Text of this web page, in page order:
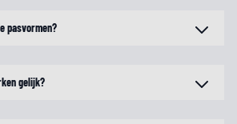
pasvormen?
gelijk?